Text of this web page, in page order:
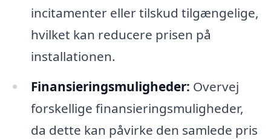
incitamenter eller tilskud tilgængelige,
hvilket kan reducere prisen på
installationen.
Finansieringsmuligheder: Overvej
forskellige finansieringsmuligheder,
da dette kan påvirke den samlede pris